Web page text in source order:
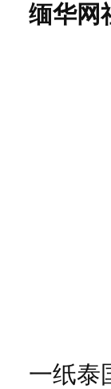
缅华网
一纸泰